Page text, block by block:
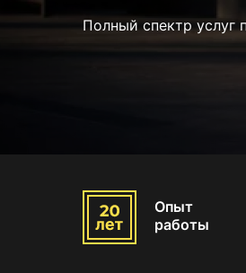
Полный спектр услуг
Опыт
работы